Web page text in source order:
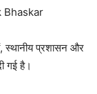
Bhaskar
स्थानीय प्रशासन और
गई है।